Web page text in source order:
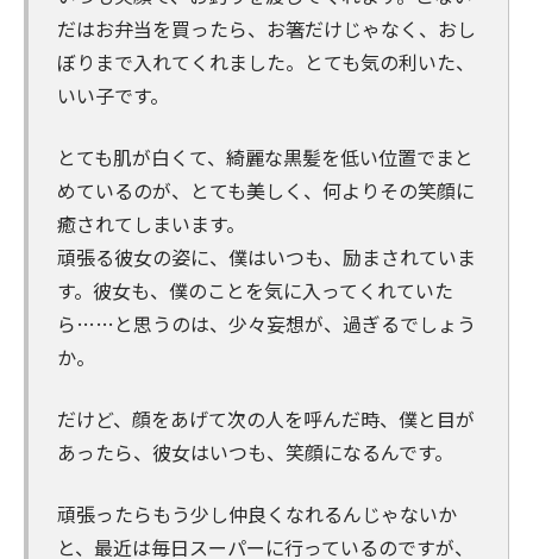
だはお弁当を買ったら、お箸だけじゃなく、おし
ぼりまで入れてくれました。とても気の利いた、
いい子です。
とても肌が白くて、綺麗な黒髪を低い位置でまと
めているのが、とても美しく、何よりその笑顔に
癒されてしまいます。
頑張る彼女の姿に、僕はいつも、励まされていま
す。彼女も、僕のことを気に入ってくれていた
ら……と思うのは、少々妄想が、過ぎるでしょう
か。
だけど、顔をあげて次の人を呼んだ時、僕と目が
あったら、彼女はいつも、笑顔になるんです。
頑張ったらもう少し仲良くなれるんじゃないか
と、最近は毎日スーパーに行っているのですが、